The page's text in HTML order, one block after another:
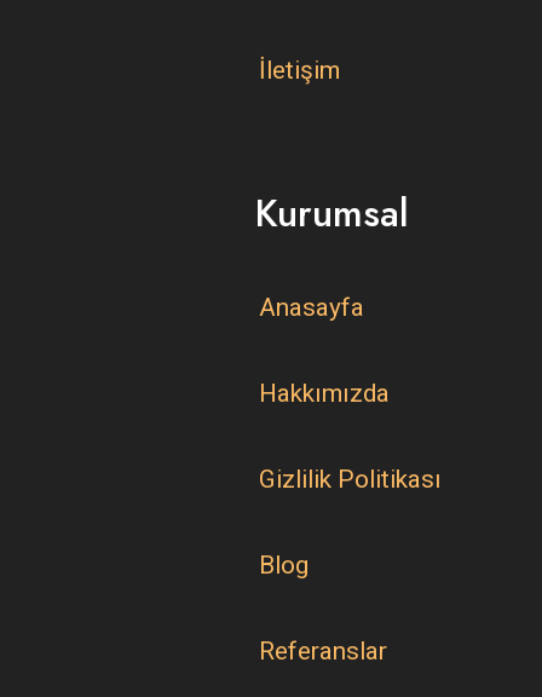
İletişim
Kurumsal
Anasayfa
Hakkımızda
Gizlilik Politikası
Blog
Referanslar